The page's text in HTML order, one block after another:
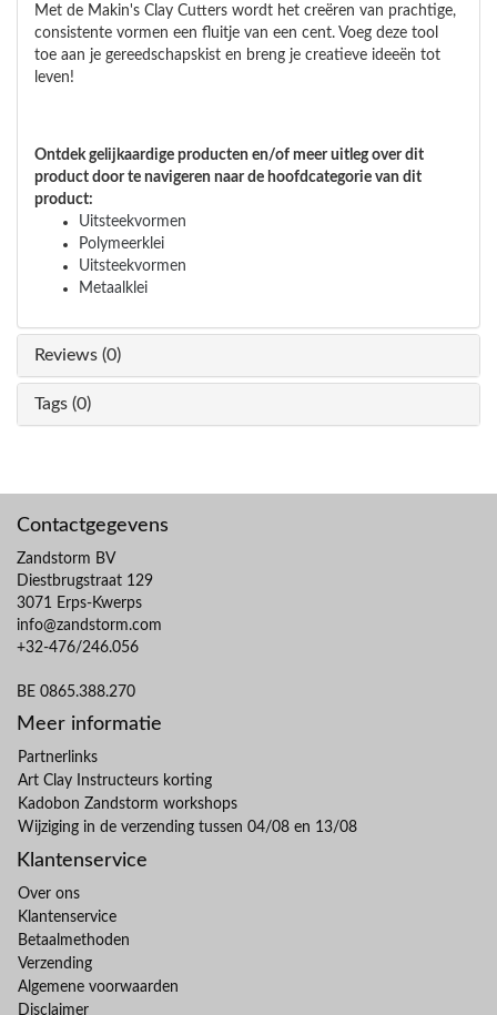
Met de Makin's Clay Cutters wordt het creëren van prachtige,
consistente vormen een fluitje van een cent. Voeg deze tool
toe aan je gereedschapskist en breng je creatieve ideeën tot
leven!
Ontdek gelijkaardige producten en/of meer uitleg over dit
product door te navigeren naar de hoofdcategorie van dit
product:
Uitsteekvormen
Polymeerklei
Uitsteekvormen
Metaalklei
Reviews (0)
Tags (0)
Contactgegevens
Zandstorm BV
Diestbrugstraat 129
3071 Erps-Kwerps
info@zandstorm.com
+32-476/246.056
BE 0865.388.270
Meer informatie
Partnerlinks
Art Clay Instructeurs korting
Kadobon Zandstorm workshops
Wijziging in de verzending tussen 04/08 en 13/08
Klantenservice
Over ons
Klantenservice
Betaalmethoden
Verzending
Algemene voorwaarden
Disclaimer